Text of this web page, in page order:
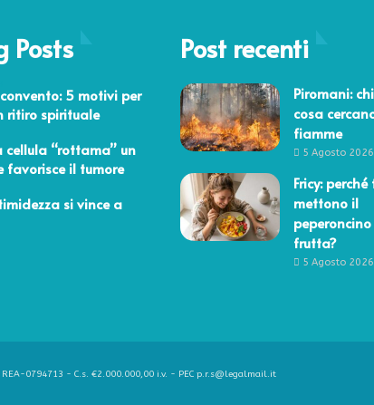
Posts
5 motivi per
ritiro spirituale
cellula “rottama” un
favorisce il tumore
si vince a
Post recenti
Piromani:
cosa
fiamme
5 Agosto 2026
Fricy:
mettono il
frutta?
5 Agosto 2026
0794713 - C.s. €2.000.000,00 i.v. - PEC p.r.s@legalmail.it